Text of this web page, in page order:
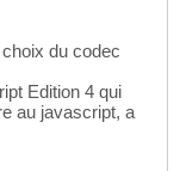
du codec
Edition 4 qui
au javascript, a